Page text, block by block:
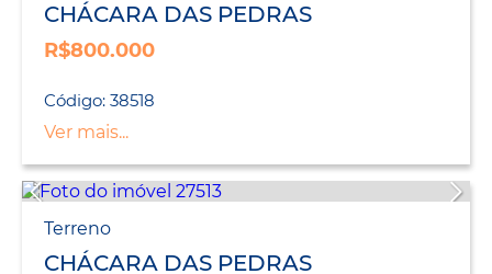
CHÁCARA DAS PEDRAS
R$800.000
Código: 38518
Ver mais...
Terreno
CHÁCARA DAS PEDRAS